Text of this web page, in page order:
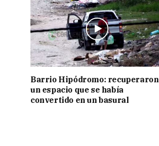
Barrio Hipódromo: recuperaron
un espacio que se había
convertido en un basural